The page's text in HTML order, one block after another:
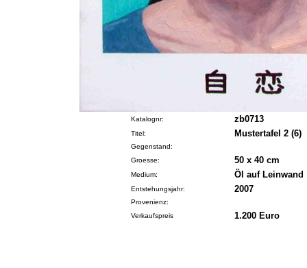
Katalognr: zb0713
Titel: Mustertafel 2 (6)
Gegenstand:
Groesse:
50 x 40 cm
Medium: Öl auf Leinwand
Entstehungsjahr: 2007
Provenienz:
Verkaufspreis
1.200 Euro